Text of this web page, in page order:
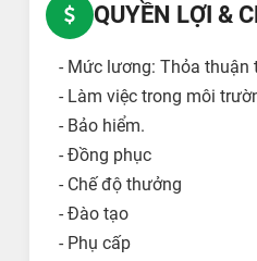
QUYỀN LỢI &
- Mức lương: Thỏa thuận
- Làm việc trong môi
- Bảo hiểm.
- Đồng phục
- Chế độ thưởng
- Đào tạo
- Phụ cấp